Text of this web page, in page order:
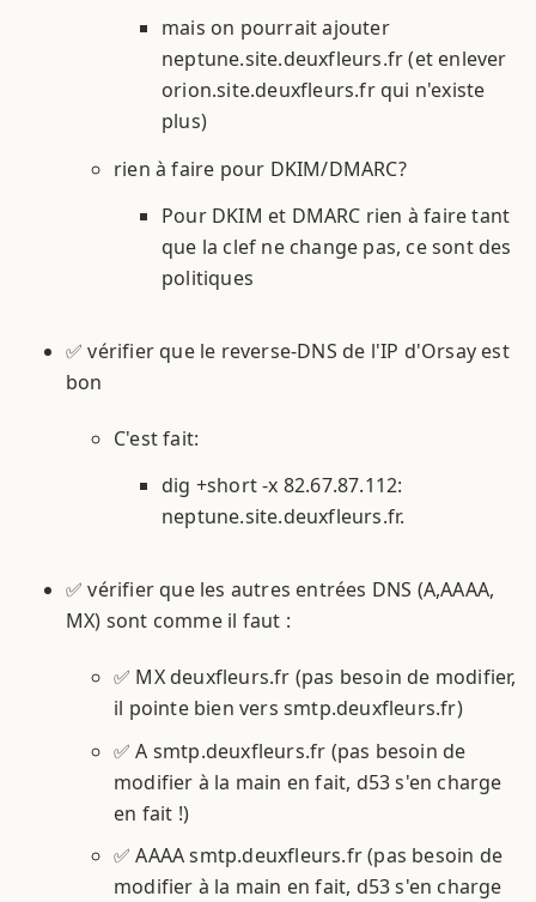
mais on pourrait ajouter
neptune.site.deuxfleurs.fr (et enlever
orion.site.deuxfleurs.fr qui n'existe
plus)
rien à faire pour DKIM/DMARC?
Pour DKIM et DMARC rien à faire tant
que la clef ne change pas, ce sont des
politiques
✅ vérifier que le reverse-DNS de l'IP d'Orsay est
bon
C'est fait:
dig +short -x 82.67.87.112:
neptune.site.deuxfleurs.fr.
✅ vérifier que les autres entrées DNS (A,AAAA,
MX) sont comme il faut :
✅ MX deuxfleurs.fr (pas besoin de modifier,
il pointe bien vers smtp.deuxfleurs.fr)
✅ A smtp.deuxfleurs.fr (pas besoin de
modifier à la main en fait, d53 s'en charge
en fait !)
✅ AAAA smtp.deuxfleurs.fr (pas besoin de
modifier à la main en fait, d53 s'en charge